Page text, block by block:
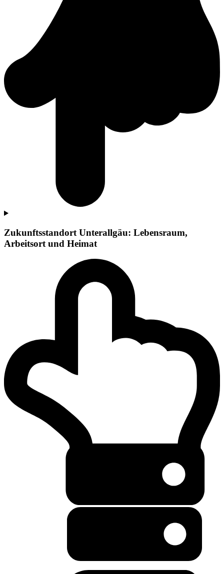
Zukunftsstandort Unterallgäu: Lebensraum,
Arbeitsort und Heimat